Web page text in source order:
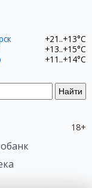
Найти
+21..+13°C
+13..+15°C
+11..+14°C
18+